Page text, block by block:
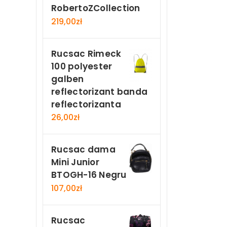
RobertoZCollection
219,00zł
Rucsac Rimeck
100 polyester
galben
reflectorizant banda
reflectorizanta
26,00zł
Rucsac dama
Mini Junior
BTOGH-16 Negru
107,00zł
Rucsac